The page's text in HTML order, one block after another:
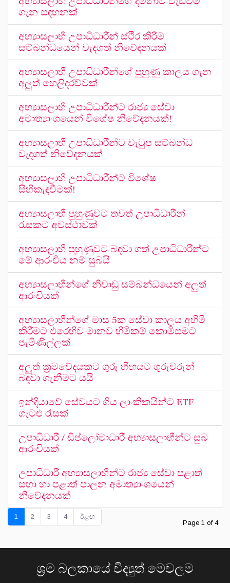
ගැන සඳහනක්
අභ්‍යාසලාභී උපාධිධාරීන් ස්ථීර කිරීම
සම්බන්ධයෙන් වැදගත් නිවේදනයක්
අභ්‍යාසලාභී උපාධිධාරීන්ගේ පුහුණු කාලය ගැන
අලුත් හෙලිදරව්වක්
අභ්‍යාසලාභී උපාධිධාරීන්ට රාජ්‍ය සේවා
අමාත්‍යාංශයෙන් විශේෂ නිවේදනයක්!
අභ්‍යාසලාභී උපාධිධාරීන්ට වැටුප සම්බන්ධ
වැදගත් නිවේදනයක්
අභ්‍යාසලාභී උපාධිධාරීන්ට විශේෂ
සිහිකැඳවීමක්!
අභ්‍යාසලාභී පුහුණුවට තවත් උපාධිධාරීන්
රැසකට අවස්ථාවක්
අභ්‍යාසලාභී පුහුණුවට බඳවා ගත් උපාධිධාරීන්ට
මේ ආරංචිය නම් සුබයි
අභ්‍යාසලාභීන්ගේ නිවාඩු සම්බන්ධයෙන් අලුත්
ආරංචියක්
අභ්‍යාසලාභීන්ගේ මාස 5ක සේවා කාලය අහිමි
කිරීමට එරෙහිව මානව හිමිකම් කොමිසමට
පැමිණිල්ලක්
අලුත් ක්‍රමවේදයකට ගුරු හිඟයට ගුරුවරුන්
බඳවා ගැනීමට යයි
ඉන්දියාවේ සේවයට ගිය ලාංකිකයින්ට ETF
ගැටළු රැසක්
උපාධිධාරී / ඩිප්ලෝමාධාරී අභ්‍යාසලාභීන්ට සුබ
ආරංචියක්
උපාධිධාරී අභ්‍යාසලාභීන්ට රාජ්‍ය සේවා පළාත්
සභා හා පළාත් පාලන අමාත්‍යාංශයෙන්
නිවේදනයක්
Page 1 of 4
1 2 3 4 ඊළඟ
ශ්‍රම බලකායේ විද්‍යුත් මෙවලම